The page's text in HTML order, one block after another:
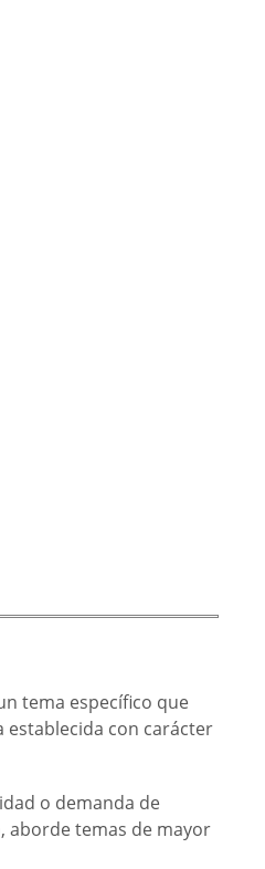
tema específico que
establecida con carácter
o demanda de
aborde temas de mayor